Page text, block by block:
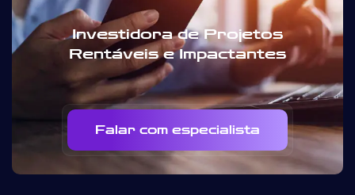
Investidora de Projetos
Rentáveis e Impactantes
Falar com especialista